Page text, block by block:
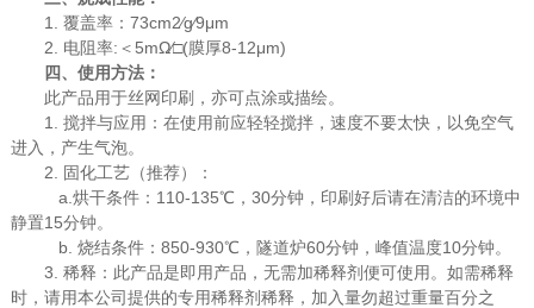
1. 覆盖率：73cm2∕g∕9μm
2. 电阻率:＜5mΩ∕□(膜厚8-12μm)
四、使用方法：
此产品用于丝网印刷，亦可点涂或描绘。
1. 搅拌与应用：在使用前应轻轻搅拌，速度不要太快，以免空气
进入，产生气泡。
2. 固化工艺（推荐）：
a.烘干条件：110-135℃，30分钟，印刷好后请在清洁的环境中
静置15分钟。
b. 烧结条件：850-930℃，隧道炉60分钟，峰值温度10分钟。
3. 稀释：此产品是即用产品，无需加稀释剂便可使用。如需稀释
时，请用本公司提供的专用稀释剂稀释，加入量勿超过重量百分之